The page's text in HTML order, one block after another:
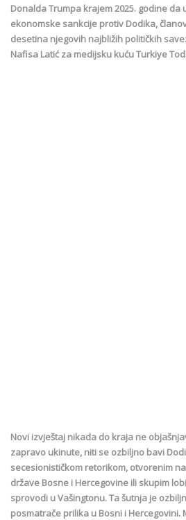
Donalda Trumpa krajem 2025. godine
ekonomske sankcije protiv Dodika,
desetina njegovih najbližih političkih
Nafisa Latić za medijsku kuću Turkiye
Novi izvještaj nikada do kraja ne
zapravo ukinute, niti se ozbiljno bavi
secesionističkom retorikom, otvorenim
države Bosne i Hercegovine ili skupim
sprovodi u Vašingtonu. Ta šutnja je
posmatrače prilika u Bosni i